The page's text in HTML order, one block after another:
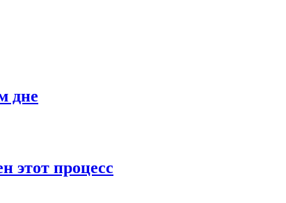
дне
этот процесс